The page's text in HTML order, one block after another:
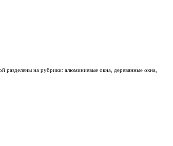
разделены на рубрики: алюминиевые окна, деревянные окна,